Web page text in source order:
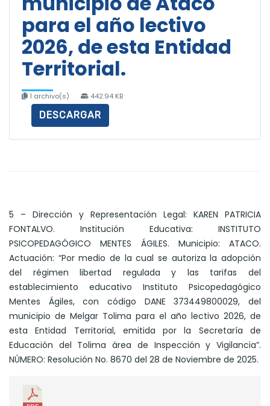
para el año lectivo
2026, de esta Entidad
Territorial.
1 archivo(s) 442.94 KB
DESCARGAR
5 – Dirección y Representación Legal: KAREN PATRICIA
FONTALVO. Institución Educativa: INSTITUTO
PSICOPEDAGÓGICO MENTES ÁGILES. Municipio: ATACO.
Actuación: “Por medio de la cual se autoriza la adopción
del régimen libertad regulada y las tarifas del
establecimiento educativo Instituto Psicopedagógico
Mentes Ágiles, con código DANE 373449800029, del
municipio de Melgar Tolima para el año lectivo 2026, de
esta Entidad Territorial, emitida por la Secretaría de
Educación del Tolima área de Inspección y Vigilancia”.
NÚMERO: Resolución No. 8670 del 28 de Noviembre de 2025.